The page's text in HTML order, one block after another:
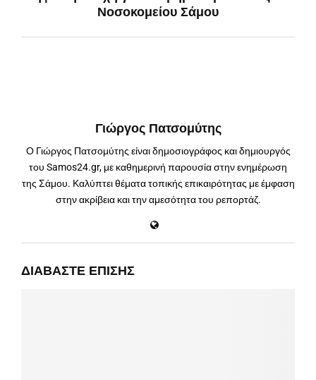
Νοσοκομείου Σάμου
Γιώργος Πατσομύτης
Ο Γιώργος Πατσομύτης είναι δημοσιογράφος και δημιουργός
του Samos24.gr, με καθημερινή παρουσία στην ενημέρωση
της Σάμου. Καλύπτει θέματα τοπικής επικαιρότητας με έμφαση
στην ακρίβεια και την αμεσότητα του ρεπορτάζ.
ΔΙΑΒΆΣΤΕ ΕΠΊΣΗΣ